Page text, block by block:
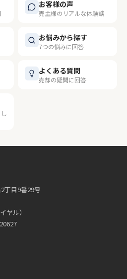
お客様の声
売主様のリアルな体験談
お悩みから探す
7つの悩みに回答
よくある質問
売却の疑問に回答
丁目9番29号
ヤル）